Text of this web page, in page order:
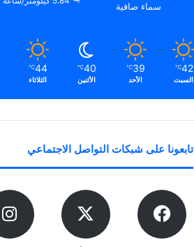
سماء صافية
42
℃
السبت
39
℃
الأحد
40
℃
الأثنين
44
℃
الثلاثاء
تابعونا على شبكات التواصل الاجتماعي